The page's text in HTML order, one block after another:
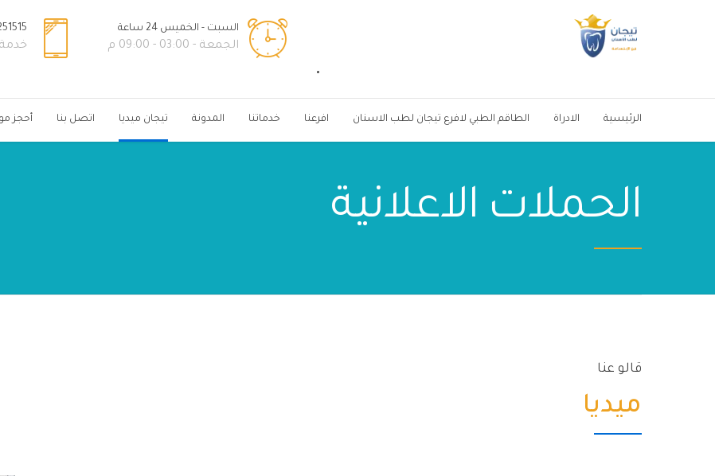
السبت - الخميس 24 ساعة
الجمعة - 03:00 - 09:00 م خدمة
الرئيسية الادراة الطاقم الطبي لافرع تيجان لطب الاسنان افرعنا خدماتنا المدونة تيجان ميديا اتصل بنا أحجز
الحملات الاعلانية
قالو عنا
ميديا